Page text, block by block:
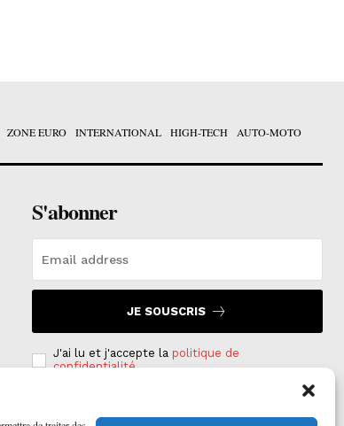
ZONE EURO INTERNATIONAL HIGH-TECH AUTO-MOTO
S'abonner
JE SOUSCRIS
J'ai lu et j'accepte la politique de
confidentialité.